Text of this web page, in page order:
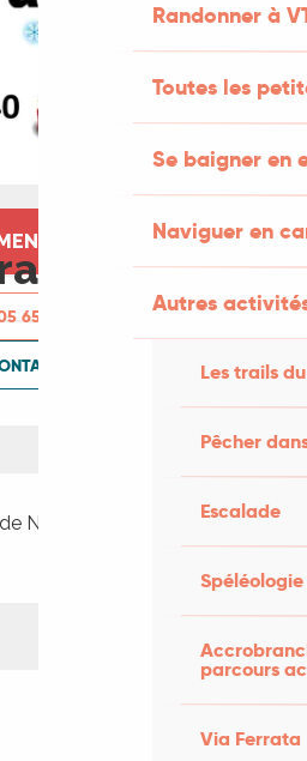
Randonner à
Toutes les
Se baigner en
Naviguer en
Autres
Les trails
Pêcher
Escalade
Spéléologie
parcours
Via Ferrata
TERMINÉ
65 20 00
NOUS
Noël à la salle des fêtes